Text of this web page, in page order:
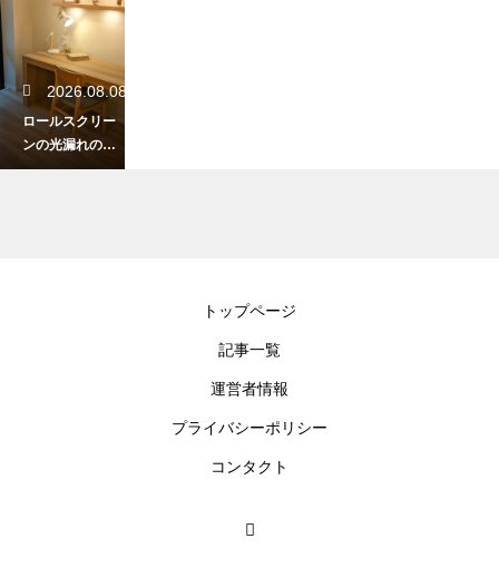
2026.08.08
ロールスクリー
ンの光漏れのデ
メリット！隙間
トップページ
記事一覧
運営者情報
プライバシーポリシー
コンタクト